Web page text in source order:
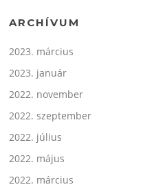
ARCHÍVUM
2023. március
2023. január
2022. november
2022. szeptember
2022. július
2022. május
2022. március